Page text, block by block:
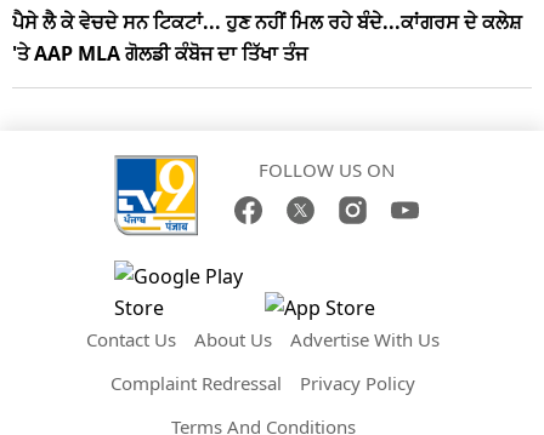
ਪੈਸੇ ਲੈ ਕੇ ਵੇਚਦੇ ਸਨ ਟਿਕਟਾਂ... ਹੁਣ ਨਹੀਂ ਮਿਲ ਰਹੇ ਬੰਦੇ...ਕਾਂਗਰਸ ਦੇ ਕਲੇਸ਼
'ਤੇ AAP MLA ਗੋਲਡੀ ਕੰਬੋਜ ਦਾ ਤਿੱਖਾ ਤੰਜ
FOLLOW US ON
Contact Us About Us
Advertise With Us
Complaint Redressal
Privacy Policy
Terms And Conditions